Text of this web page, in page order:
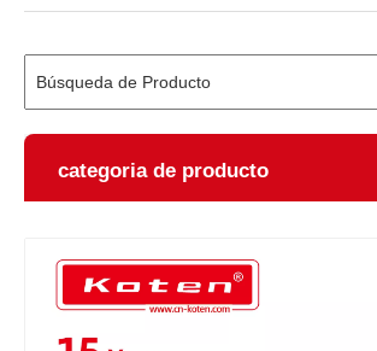
categoria de producto